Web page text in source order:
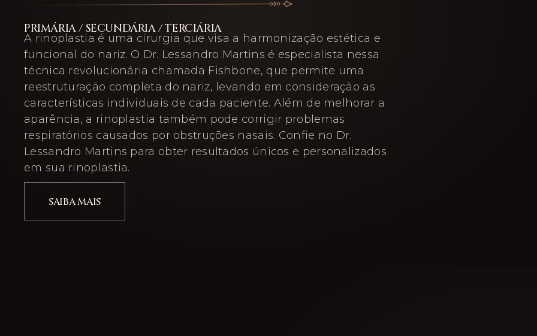
PRIMÁRIA / SECUNDÁRIA / TERCIÁRIA
A rinoplastia é uma cirurgia que visa a harmonização estética e
funcional do nariz. O Dr. Lessandro Martins é especialista nessa
técnica revolucionária chamada Fishbone, que permite uma
reestruturação completa do nariz, levando em consideração as
características individuais de cada paciente. Além de melhorar a
aparência, a rinoplastia também pode corrigir problemas
respiratórios causados por obstruções nasais. Confie no Dr.
Lessandro Martins para obter resultados únicos e personalizados
em sua rinoplastia.
SAIBA MAIS